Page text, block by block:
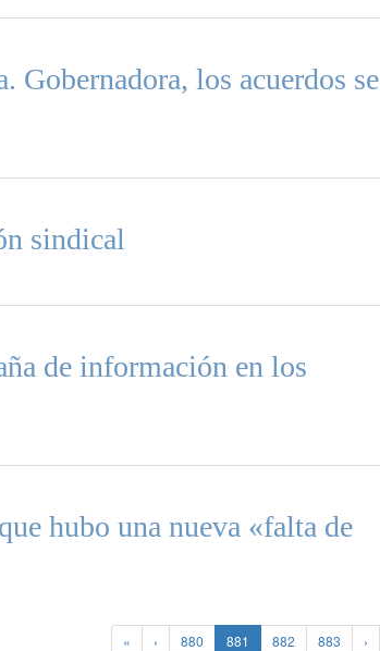
Gobernadora, los acuerdos se
sindical
de información en los
hubo una nueva «falta de
« ‹ 880 881 882 883 ›